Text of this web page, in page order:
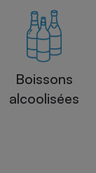
Boissons
alcoolisées